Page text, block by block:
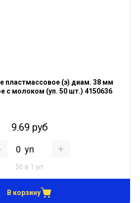
пластмассовое (э) диам. 38 мм
с молоком (уп. 50 шт.) 4150636
9.69 руб
уп
50 в 1 уп
В корзину